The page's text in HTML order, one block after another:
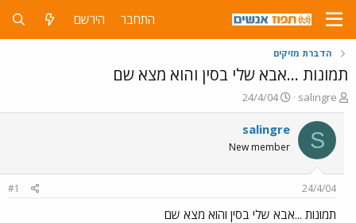
התחבר הירשם
הדברת מזיקים
תמונות ...אבא שלי בסין והוא מצא שם
פ
ו
ת
ח
ה
ש
א
salingre
פ
ו
ר
ס
ם
ר
24/4/04
S
salingre
New member
24/4/04
#1
תמונות ...אבא שלי בסין והוא מצא שם